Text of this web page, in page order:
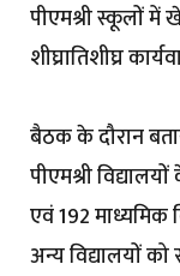
पीएमश्री स्कूलों
शीघ्रातिशीघ्र
बैठक के दौरान
पीएमश्री
एवं 192 माध्यमिक
अन्य विद्यालयों को